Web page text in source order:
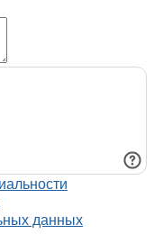
данных